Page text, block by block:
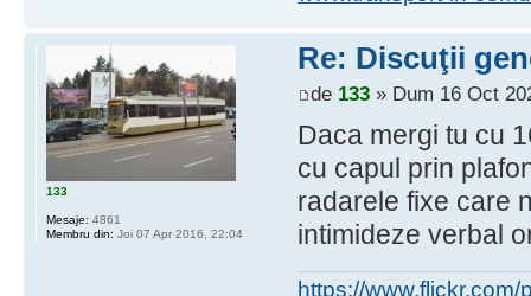
Re: Discuţii
de 133» Dum 16 Oct
Daca mergi tu cu
cu capul prin
radarele fixe care
intimideze verbal
https://
133
Mesaje: 4861
Membru din: Joi 07 Apr 2016, 22:04